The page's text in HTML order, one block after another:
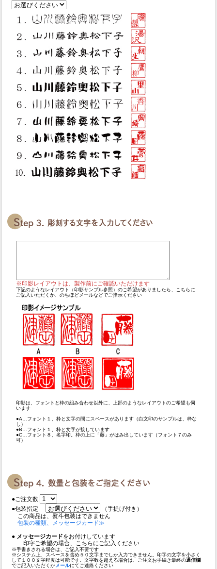
※印影レイアウトは、製作前にご確認いただけます
下記のようなレイアウト（印影サンプル参照）のご希望がありましたら、こちらに
ご記入いただくか、のちほどメールなどでご指示ください
印影は、フォントと枠の組み合わせ以外に、上部のようなレイアウトのご希望も伺
います
●A…フォント１、枠と文字の間にスペースがあります（白文印のサンプルは、枠な
し）
●B…フォント１、枠と文字が接しています
●C…フォント８、名字印。枠の上に「藤」がはみ出しています（フォント７のみ
可）
●ご注文数
●包装指定
（手提げ付き）
この商品は、熨斗包装はできません
包装の種類、メッセージカード≫
● メッセージカードをお付けしています
印字ご希望の場合、こちらにご記入ください
※手書きされる場合は、ご記入不要です
※システム上、スペースを含め５０文字までしか入力できません。印字の文字を小さく
して１００文字程度は可能です。文字数を超える場合は、ご注文お手続き最終の通信欄
でご記入いただくかメールにてご連絡ください